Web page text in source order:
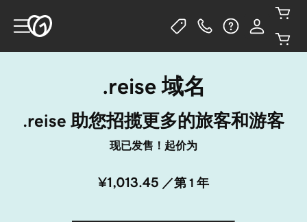
.reise 域名
.reise 助您招揽更多的旅客和游客
现已发售！起价为
¥1,013.45 ／第 1 年